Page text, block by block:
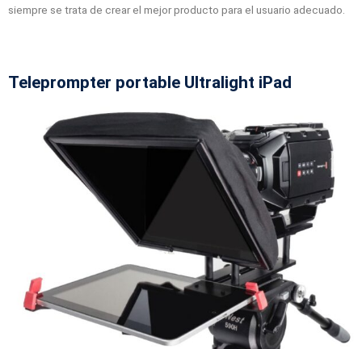
siempre se trata de crear el mejor producto para el usuario adecuado.
Teleprompter portable Ultralight iPad